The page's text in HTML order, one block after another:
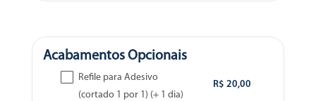
Acabamentos Opcionais
Refile para Adesivo
(cortado 1 por 1) (+ 1 dia)
R$ 20,00